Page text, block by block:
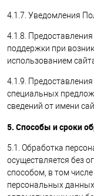
4.1.7. Уведомления
4.1.8.
поддержки при
использованием
4.1.9.
специальных
сведений от имени
5. Способы и сроки
5.1. Обработка
осуществляется без
способом, в том
персональных